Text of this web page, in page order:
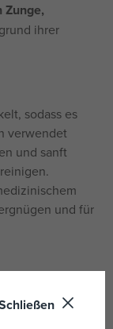
Zunge,
ihrer
sodass es
verwendet
und sanft
und für
noch zu jung